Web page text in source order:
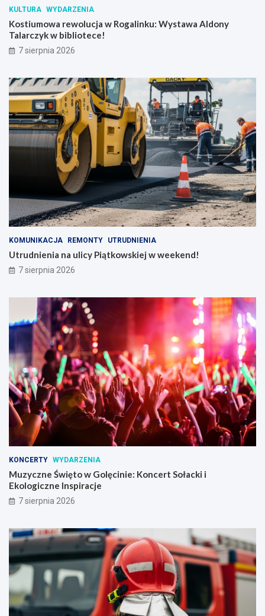
k
r
z
y
i
KULTURA WYDARZENIA
Kostiumowa rewolucja w Rogalinku: Wystawa Aldony
Talarczyk w bibliotece!
7 sierpnia 2026
KOMUNIKACJA REMONTY UTRUDNIENIA
Utrudnienia na ulicy Piątkowskiej w weekend!
7 sierpnia 2026
KONCERTY WYDARZENIA
Muzyczne Święto w Golęcinie: Koncert Sołacki i
Ekologiczne Inspiracje
7 sierpnia 2026